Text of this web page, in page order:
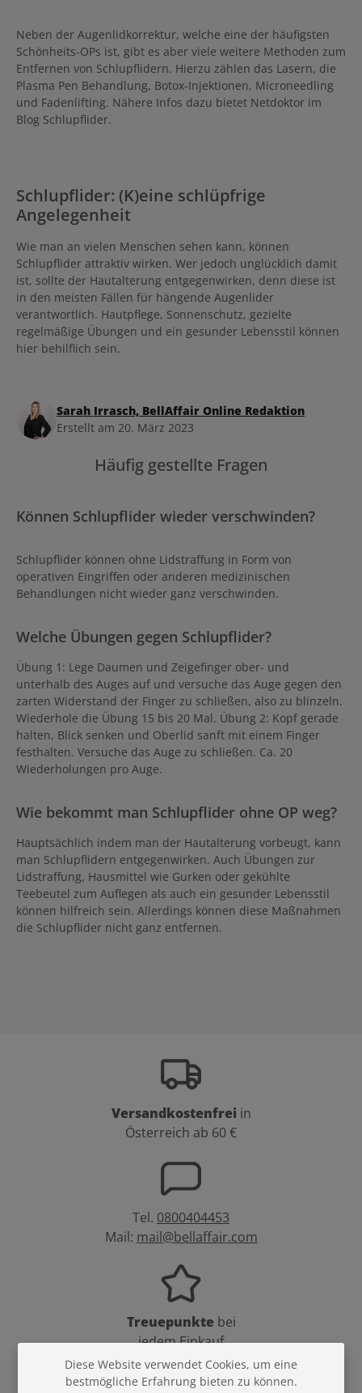
Neben der Augenlidkorrektur, welche eine der häufigsten
Schönheits-OPs ist, gibt es aber viele weitere Methoden zum
Entfernen von Schlupflidern. Hierzu zählen das Lasern, die
Plasma Pen Behandlung, Botox-Injektionen, Microneedling
und Fadenlifting. Nähere Infos dazu bietet Netdoktor im
Blog Schlupflider.
Schlupflider: (K)eine schlüpfrige
Angelegenheit
Wie man an vielen Menschen sehen kann, können
Schlupflider attraktiv wirken. Wer jedoch unglücklich damit
ist, sollte der Hautalterung entgegenwirken, denn diese ist
in den meisten Fällen für hängende Augenlider
verantwortlich. Hautpflege, Sonnenschutz, gezielte
regelmäßige Übungen und ein gesunder Lebensstil können
hier behilflich sein.
Sarah Irrasch, BellAffair Online Redaktion
Erstellt am 20. März 2023
Häufig gestellte Fragen
Können Schlupflider wieder verschwinden?
Schlupflider können ohne Lidstraffung in Form von
operativen Eingriffen oder anderen medizinischen
Behandlungen nicht wieder ganz verschwinden.
Welche Übungen gegen Schlupflider?
Übung 1: Lege Daumen und Zeigefinger ober- und
unterhalb des Auges auf und versuche das Auge gegen den
zarten Widerstand der Finger zu schließen, also zu blinzeln.
Wiederhole die Übung 15 bis 20 Mal. Übung 2: Kopf gerade
halten, Blick senken und Oberlid sanft mit einem Finger
festhalten. Versuche das Auge zu schließen. Ca. 20
Wiederholungen pro Auge.
Wie bekommt man Schlupflider ohne OP weg?
Hauptsächlich indem man der Hautalterung vorbeugt, kann
man Schlupflidern entgegenwirken. Auch Übungen zur
Lidstraffung, Hausmittel wie Gurken oder gekühlte
Teebeutel zum Auflegen als auch ein gesunder Lebensstil
können hilfreich sein. Allerdings können diese Maßnahmen
die Schlupflider nicht ganz entfernen.
Versandkostenfrei in
Österreich ab 60 €
Tel. 0800404453
Mail: mail@bellaffair.com
Treuepunkte bei
jedem Einkauf
Diese Website verwendet Cookies, um eine
bestmögliche Erfahrung bieten zu können.